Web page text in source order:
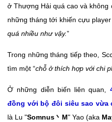
ở Thượng Hải quá cao và không
những tháng tới khiến cựu player
quá nhiều như vậy.”
Trong những tháng tiếp theo,
tìm một “chỗ ở thích hợp với chi
Ở những diễn biến liên quan,
đồng với bộ đôi siêu sao vừa
là Lu "Somnus 丶M" Yao (aka